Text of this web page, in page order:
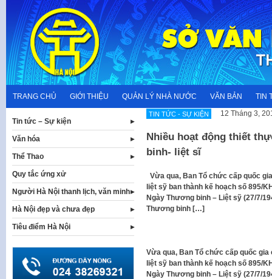
content
TRANG CHỦ GIỚI THIỆU QUẢN LÝ NHÀ NƯỚC VĂN BẢN TIN
TIN TỨC - SỰ KIỆN 12 Tháng 3,
Nhiều hoạt động thiết
binh- liệt sĩ
Vừa qua, Ban Tổ chức cấp quốc
liệt sỹ ban thành kế hoạch số 895/
Ngày Thương binh – Liệt sỹ (27/7/
Thương binh […]
Vừa qua, Ban Tổ chức cấp quốc
liệt sỹ ban thành kế hoạch số 895/
Ngày Thương binh – Liệt sỹ (27/7/
Tin tức – Sự kiện
Văn hóa
Thể Thao
Quy tắc ứng xử
Người Hà Nội thanh lịch, văn minh
Hà Nội đẹp và chưa đẹp
Tiêu điểm Hà Nội